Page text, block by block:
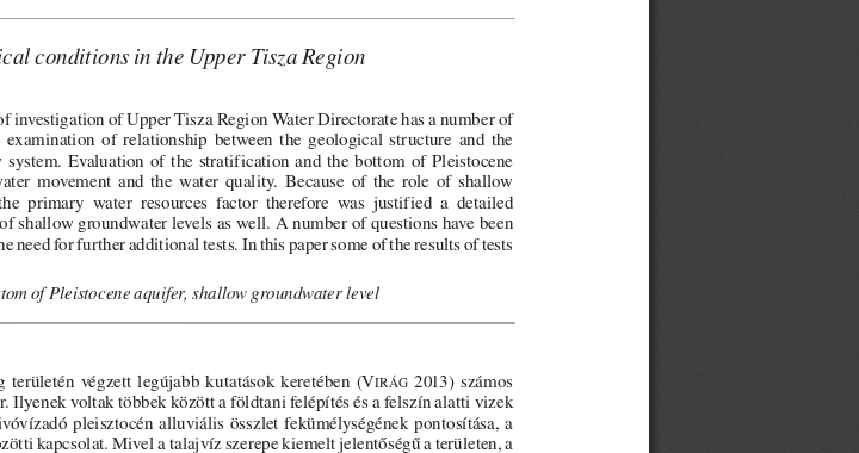
conditions in the Upper Tisza Region
investigation of Upper Tisza Region Water Directorate has a number of
examination  of  relationship  between  the  geological  structure  and  the
Evaluation  of  the  stratification  and  the  bottom  of  Pleistocene
movement  and  the  water  quality.  Because  of  the  role  of  shallow
primary  water  resources  factor  therefore  was  justified  a  detailed
shallow groundwater levels as well. A number of questions have been
need for further additional tests. In this paper some of the results of tests
of Pleistocene aquifer, shallow groundwater level
végzett  legújabb  kutatások  keretében  (VIRÁG 2013)  számos
Ilyenek voltak többek között a földtani felépítés és a felszín alatti vizek
pleisztocén alluviális összlet fekümélységének pontosítása, a
kapcsolat. Mivel a talajvíz szerepe kiemelt jelentőségű a területen, a